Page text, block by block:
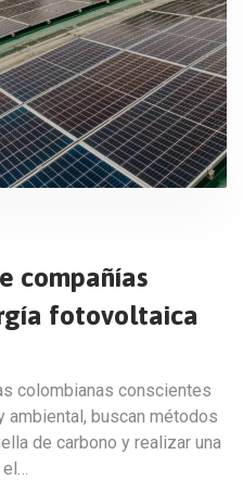
compañías
fotovoltaica
colombianas conscientes
buscan métodos
de carbono y realizar una